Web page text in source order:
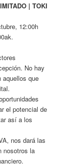
|TOKI
12:00h
No hay
aquellos que
el potencial de
así a los
nos dará las
nosotros la